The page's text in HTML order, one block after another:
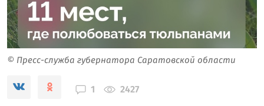
© Пресс-служба губернатора Саратовской области
1 2427